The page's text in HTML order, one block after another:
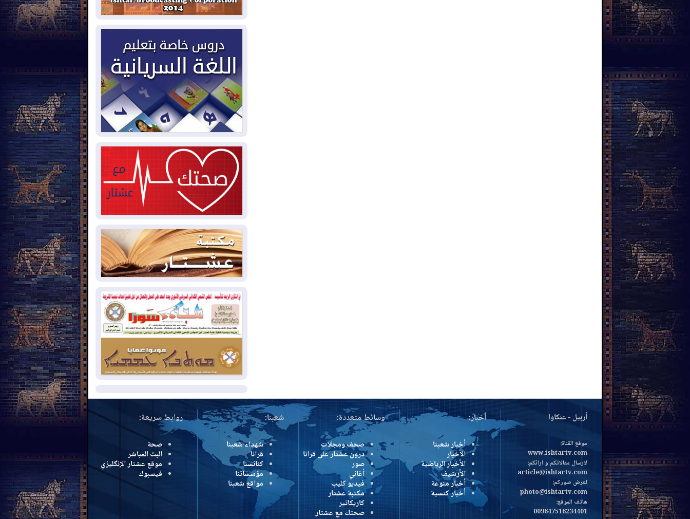
2026-08-03رئيس إقليم كوردستان في
2026-08-03العراق يؤكد مجدداً التزامه
بمنع الهجمات على الدول المجاورة
2026-08-03العجز والاقتراض يطوقان
المالية العراقية.. اقتراض يتجاوز 3 تريليونات
دينار!
2026-08-03كوبا تغرق في الظلام مجددا
2026-08-03
أوامر بإجلاء 60 ألف شخص
بسبب الحرائق في ولاية واشنطن
2026-08-02
مشروع "حسابي" يُمهل
الموظفين حتى نهاية أغسطس لاستلام
بطاقاتهم المصرفية
2026-08-02دمشق وعمّان تحذران بغداد:
أي هجوم من أراضي العراق سيواجه برد
2026-08-02ترامب: الولايات المتحدة
وإسرائيل تعلقان شن ضربات على إيران
2026-08-01تقرير: الولايات المتحدة تسحب
منظومة باتريوت الدفاعية من أربيل
2026-08-01
النفط: اتفاقية ثلاثية لاستئناف
التصدير عبر جيهان بطاقة 750 ألف برميل
يومياً
المزيد
أربيل - عنكاوا
موقع القناة:
www.ishtartv.com
لارسال مقالاتكم و ارائكم:
article@ishtartv.com
لعرض صوركم:
photo@ishtartv.com
هاتف الموقع:
009647516234401
أخبار:
أخبار شعبنا
الأخبار
الأخبار الرياضية
الأرشيف
أخبار منوعة
أخبار كنسية
وسائط متعددة:
صحف ومجلات
درون عشتار على قرانا
صور
أغاني
فيديو كليب
مكتبة عشتار
كاريكاتير
صحتك مع عشتار
شعبنا:
شهداء شعبنا
قرانا
كنائسنا
مؤسساتنا
مواقع شعبنا
روابط سريعة:
صحة
البث المباشر
موقع عشتار الإنگليزي
فيسبوك